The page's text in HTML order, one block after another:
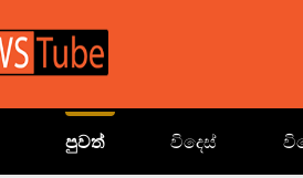
පුවත් විදෙස්